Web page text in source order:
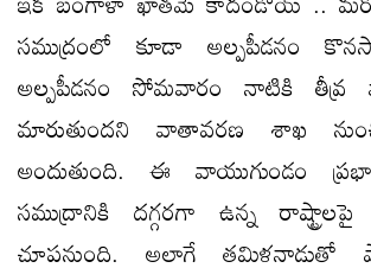
సముద్రంలో కూడా అల్పపీడనం
అల్పపీడనం సోమవారం నాటికి తీవ్ర
మారుతుందని వాతావరణ శాఖ
అందుతుంది. ఈ వాయుగుండం
సముద్రానికి దగ్గరగా ఉన్న
చూపనుంది. అలాగే తమిళనాడుతో